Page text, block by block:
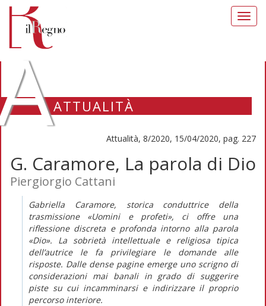
ATTUALITÀ
Attualità, 8/2020, 15/04/2020, pag. 227
G. Caramore, La parola di Dio
Piergiorgio Cattani
Gabriella Caramore, storica conduttrice della
trasmissione «Uomini e profeti», ci offre una
riflessione discreta e profonda intorno alla parola
«Dio». La sobrietà intellettuale e religiosa tipica
dell’autrice le fa privilegiare le domande alle
risposte. Dalle dense pagine emerge uno scrigno di
considerazioni mai banali in grado di suggerire
piste su cui incamminarsi e indirizzare il proprio
percorso interiore.